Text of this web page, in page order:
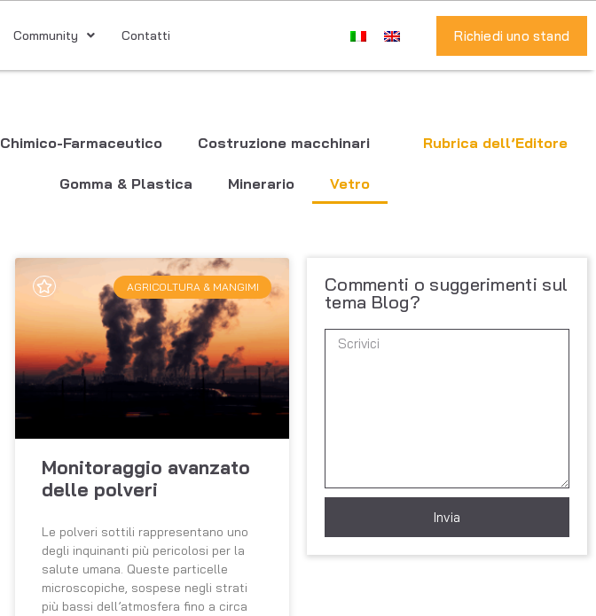
Community Contatti Richiedi uno stand
Chimico-Farmaceutico Costruzione macchinari
Gomma & Plastica Minerario Vetro
Rubrica dell’Editore
AGRICOLTURA & MANGIMI
Monitoraggio avanzato
delle polveri
Le polveri sottili rappresentano uno
degli inquinanti più pericolosi per la
salute umana. Queste particelle
microscopiche, sospese negli strati
più bassi dell’atmosfera fino a circa
Commenti o suggerimenti sul
tema Blog?
Invia